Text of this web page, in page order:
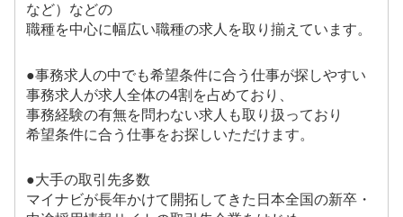
など）などの
職種を中心に幅広い職種の求人を取り揃えています。
●事務求人の中でも希望条件に合う仕事が探しやすい
事務求人が求人全体の4割を占めており、
事務経験の有無を問わない求人も取り扱っており
希望条件に合う仕事をお探しいただけます。
●大手の取引先多数
マイナビが長年かけて開拓してきた日本全国の新卒・